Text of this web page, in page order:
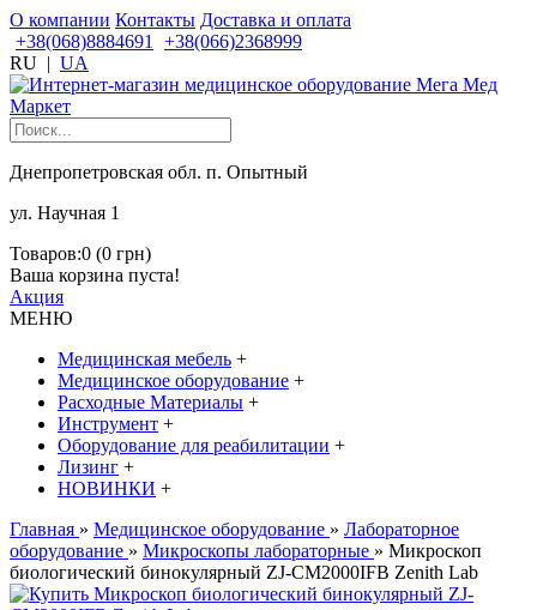
О компании Контакты Доставка и оплата
+38(068)8884691
+38(066)2368999
RU | UA
Днепропетровская обл. п. Опытный
ул. Научная 1
Товаров:0 (0 грн)
Ваша корзина пуста!
Акция
МЕНЮ
Медицинская мебель +
Медицинское оборудование +
Расходные Материалы +
Инструмент +
Оборудование для реабилитации +
Лизинг +
НОВИНКИ +
Главная » Медицинское оборудование » Лабораторное
оборудование » Микроскопы лабораторные » Микроскоп
биологический бинокулярный ZJ-CM2000IFB Zenith Lab